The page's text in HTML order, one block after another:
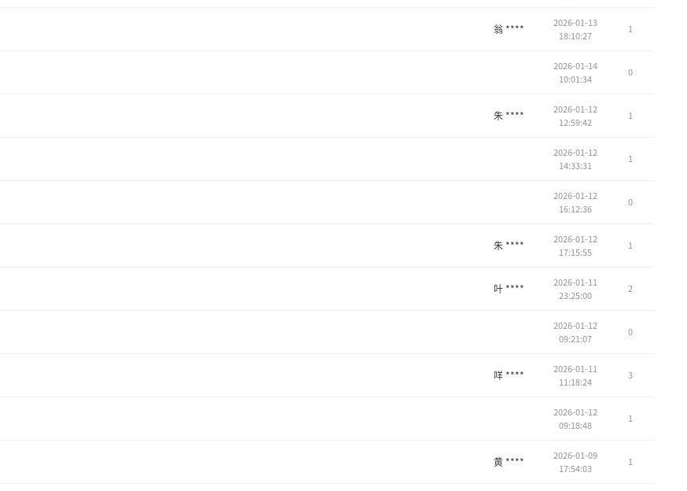
翁 ****
2026-01-13
18:10:27
1
2026-01-14
10:01:34
0
朱 ****
2026-01-12
12:59:42
1
2026-01-12
14:33:31
1
2026-01-12
16:12:36
0
朱 ****
2026-01-12
17:15:55
1
叶 ****
2026-01-11
23:25:00
2
2026-01-12
09:21:07
0
咩 ****
2026-01-11
11:18:24
3
2026-01-12
09:18:48
1
黄 ****
2026-01-09
17:54:03
1